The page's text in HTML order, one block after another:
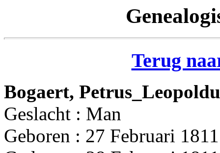
Terug
Bogaert,
Geslacht : Man
Geboren : 27 Februari